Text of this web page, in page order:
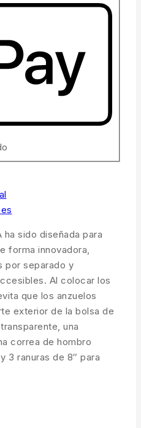
ha sido diseñada para
forma innovadora,
por separado y
Al colocar los
que los anzuelos
exterior de la bolsa de
una
correa de hombro
3 ranuras de 8″ para